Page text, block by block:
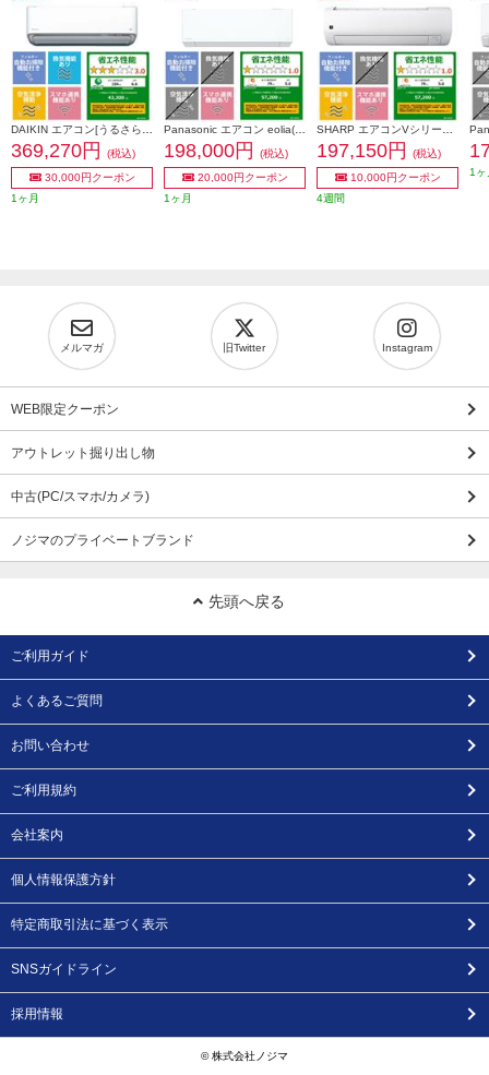
369,270円
(税込)
30,000円クーポン
1ヶ月
198,000円
(税込)
20,000円クーポン
1ヶ月
197,150円
(税込)
10,000円クーポン
4週間
1ヶ
メルマガ 旧Twitter Instagram
WEB限定クーポン
アウトレット掘り出し物
中古(PC/スマホ/カメラ)
ノジマのプライベートブランド
先頭へ戻る
ご利用ガイド
よくあるご質問
お問い合わせ
ご利用規約
会社案内
個人情報保護方針
特定商取引法に基づく表示
SNSガイドライン
採用情報
© 株式会社ノジマ